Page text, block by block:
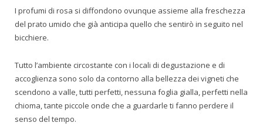
I profumi di rosa si diffondono ovunque assieme alla freschezza
del prato umido che già anticipa quello che sentirò in seguito nel
bicchiere.
Tutto l’ambiente circostante con i locali di degustazione e di
accoglienza sono solo da contorno alla bellezza dei vigneti che
scendono a valle, tutti perfetti, nessuna foglia gialla, perfetti nella
chioma, tante piccole onde che a guardarle ti fanno perdere il
senso del tempo.